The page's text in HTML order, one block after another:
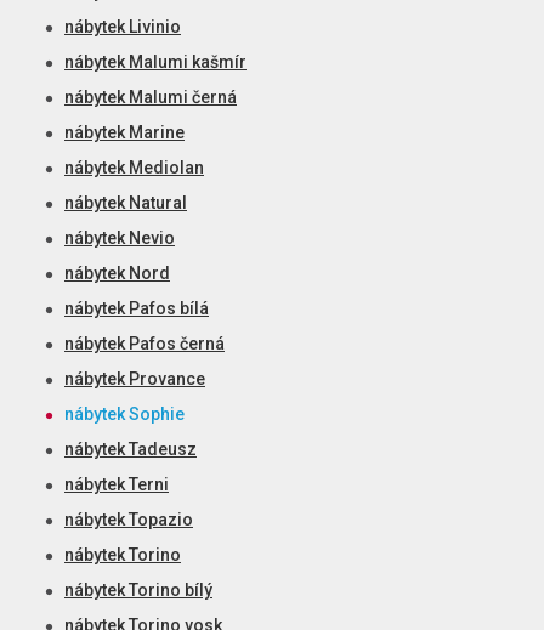
nábytek Livinio
nábytek Malumi kašmír
nábytek Malumi černá
nábytek Marine
nábytek Mediolan
nábytek Natural
nábytek Nevio
nábytek Nord
nábytek Pafos bílá
nábytek Pafos černá
nábytek Provance
nábytek Sophie
nábytek Tadeusz
nábytek Terni
nábytek Topazio
nábytek Torino
nábytek Torino bílý
nábytek Torino vosk